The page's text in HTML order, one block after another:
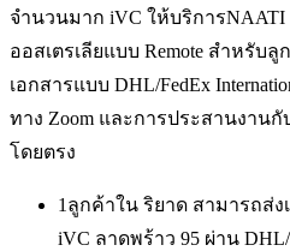
จำนวนมาก iVC ให้บริการNAATI
ออสเตรเลียแบบ Remote สำหรับ
เอกสารแบบ DHL/FedEx
ทาง Zoom และการประสานงาน
โดยตรง
1 ลูกค้าใน ริยาด สามารถส่
iVC ลาดพร้าว 95 ผ่าน